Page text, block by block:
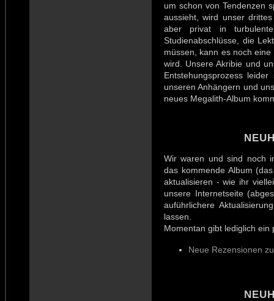
um schon von Tendenzen
aussieht, wird unser
aber privat in
Studienabschlüsse, die
müssen, kann es noch
wird. Unsere Akribie und
Entstehungsprozess
unseren Anhängern und
neues Megalith-Album
Wir waren und sind noch
das kommende Album
aktualisieren - wie ihr
unsere Internetseite
auführlichere
lassen.
Momentan gibt lediglich ein
Neue Rezensionen